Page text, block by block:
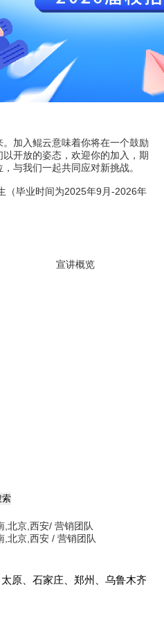
加入鲲云意味着你将在一个鼓励
开放的姿态，欢迎你的加入，期
与我们一起共同应对新挑战。
（毕业时间为2025年9月-2026年
宣讲概览
索
,北京,西安/ 营销团队
,北京,西安 / 营销团队
原、石家庄、郑州、乌鲁木齐